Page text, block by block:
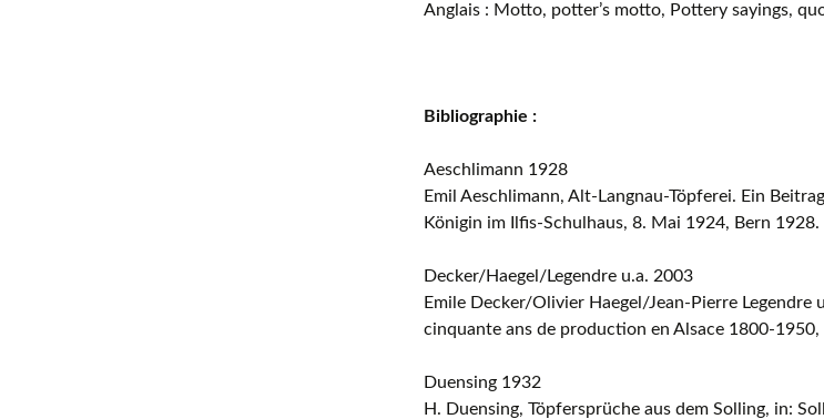
Anglais : Motto, potter’s motto, Pottery sayings,
Bibliographie :
Aeschlimann 1928
Emil Aeschlimann, Alt-Langnau-Töpferei. Ein
Königin im Ilfis-Schulhaus, 8. Mai 1924, Bern 1928.
Decker/Haegel/Legendre u.a. 2003
Emile Decker/Olivier Haegel/Jean-Pierre Legendre
cinquante ans de production en Alsace 1800-1950,
Duensing 1932
H. Duensing, Töpfersprüche aus dem Solling, in: